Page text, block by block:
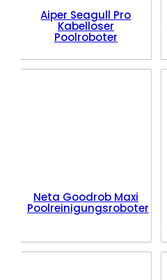
Aiper Seagull Pro
Kabelloser
Poolroboter
Neta Goodrob Maxi
Poolreinigungsroboter